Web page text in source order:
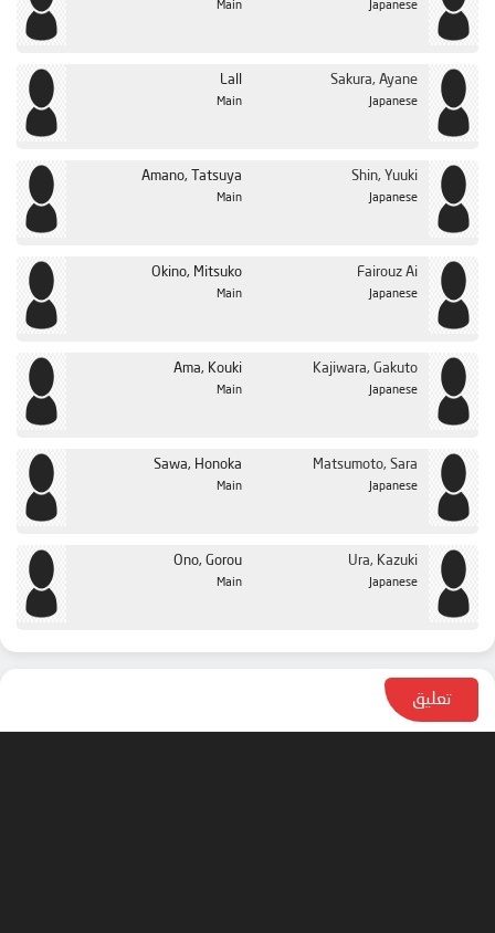
Main Japanese
Lall
Main
Sakura, Ayane
Japanese
Amano, Tatsuya
Main
Shin, Yuuki
Japanese
Okino, Mitsuko
Main
Fairouz Ai
Japanese
Ama, Kouki
Main
Kajiwara, Gakuto
Japanese
Sawa, Honoka
Main
Matsumoto, Sara
Japanese
Ono, Gorou
Main
Ura, Kazuki
Japanese
تعليق